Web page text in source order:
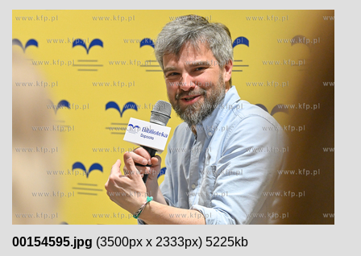
00154595.jpg (3500px x 2333px) 5225kb